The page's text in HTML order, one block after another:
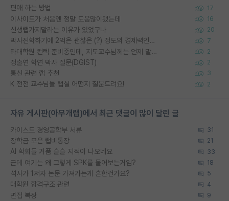
편애 하는 방법 17
이사이트가 처음엔 정말 도움많이됐는데 16
신생랩가지말라는 이유가 있었구나 20
박사진학하기에 2억은 괜찮은 (?) 정도의 경제력인가요 7
타대학원 컨텍 준비중인데, 지도교수님께는 언제 말씀드려야 할까요? 2
정출연 학연 박사 질문(DGIST) 2
통신 관련 랩 추천 3
K 전전 교수님들 랩실 어떤지 질문드려요! 2
자유 게시판(아무개랩)에서 최근 댓글이 많이 달린 글
카이스트 경영공학부 서류 31
장학금 모은 랩비통장 21
AI 학회들 거품 슬슬 지적이 나오네요 33
근데 여기는 왜 그렇게 SPK를 물어보는거임? 18
석사가 1저자 논문 가져가는게 흔한건가요? 5
대학원 합격구조 관련 4
면접 복장 9